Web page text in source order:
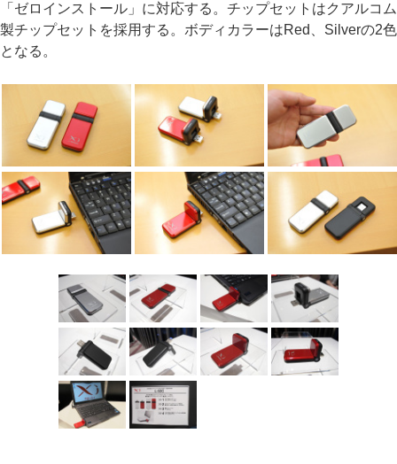
「ゼロインストール」に対応する。チップセットはクアルコム
製チップセットを採用する。ボディカラーはRed、Silverの2色
となる。